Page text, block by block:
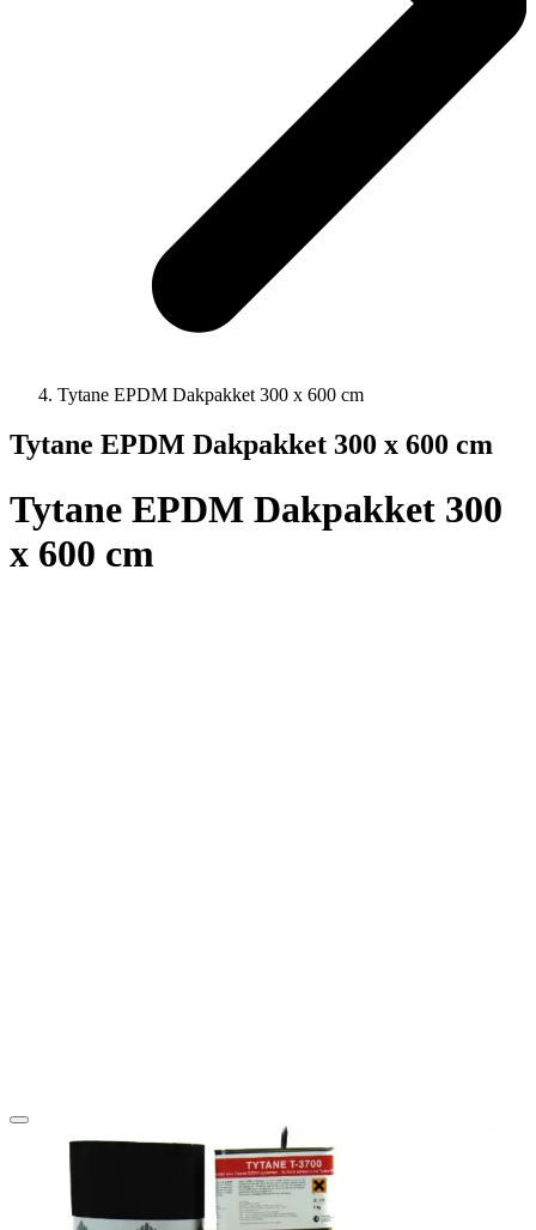
Tytane EPDM Dakpakket 300 x 600 cm
Tytane EPDM Dakpakket 300 x 600 cm
Tytane EPDM Dakpakket 300
x 600 cm